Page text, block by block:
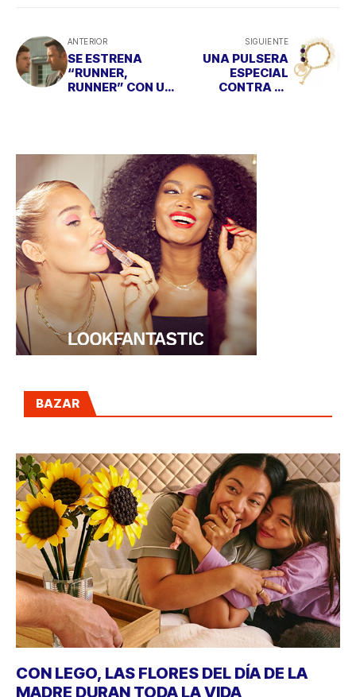
ANTERIOR
SE ESTRENA
“RUNNER,
RUNNER” CON UN
SIGUIENTE
UNA PULSERA
ESPECIAL
CONTRA EL
BAZAR
CON LEGO, LAS FLORES DEL DÍA DE LA
MADRE DURAN TODA LA VIDA